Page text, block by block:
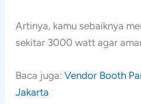
Artinya, kamu sebaiknya
sekitar 3000 watt agar
Baca juga:Vendor Booth
Jakarta